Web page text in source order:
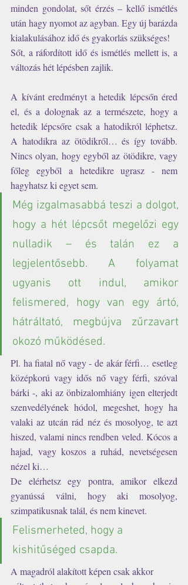
minden gondolat, sőt érzés – kellő ismétlés
után hagy nyomot az agyban. Egy új barázda
kialakulásához idő és gyakorlás szükséges!
Sőt, a ráfordított idő és ismétlés mellett is, a
változás hét lépésben zajlik.
A kívánt eredményt a hetedik lépcsőn éred
el, és a dolognak az a természete, hogy a
hetedik lépcsőre csak a hatodikról léphetsz.
A hatodikra az ötödikről… és így tovább.
Nincs olyan, hogy egyből az ötödikre, vagy
főleg egyből a hetedikre ugrasz - nem
hagyhatsz ki egyet sem.
Még izgalmasabbá teszi a dolgot,
hogy a hét lépcsőt megelőzi egy
nulladik – és talán ez a
legjelentősebb. A folyamat
ugyanis ott indul, amikor
felismered, hogy van egy ártó,
hátráltató, megbújva zűrzavart
okozó működésed.
Pl. ha fiatal nő vagy - de akár férfi… esetleg
középkorú vagy idős nő vagy férfi, szóval
bárki -, aki az önbizalomhiány igen elterjedt
szenvedélyének hódol, megeshet, hogy ha
valaki az utcán rád néz és mosolyog, te azt
hiszed, valami nincs rendben veled. Kócos a
hajad, vagy koszos a ruhád, nevetségesen
nézel ki…
De elérhetsz egy pontra, amikor elkezd
gyanússá válni, hogy aki mosolyog,
szimpatikusnak talál, és nem kinevet.
Felismerheted, hogy a
kishitűséged csapda.
A magadról alakított képen csak akkor